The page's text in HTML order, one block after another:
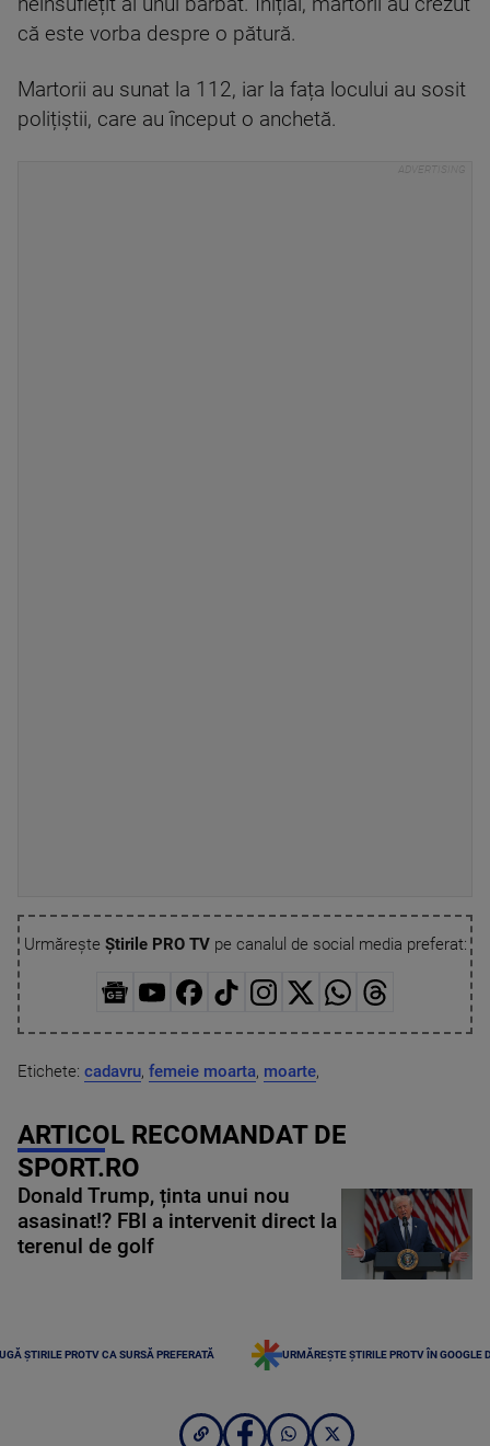
că este vorba despre o pătură.
Martorii au sunat la 112, iar la fața locului au sosit
polițiștii, care au început o anchetă.
Urmărește Știrile PRO TVpe canalul de social media preferat:
Etichete: cadavru, femeie moarta, moarte,
ARTICOL RECOMANDAT DE
SPORT.RO
Donald Trump, ținta unui nou
asasinat!? FBI a intervenit direct la
terenul de golf
ȘTIRILE PROTV CA SURSĂ PREFERATĂ URMĂREȘTE ȘTIRILE PROTV ÎN GOOGLE